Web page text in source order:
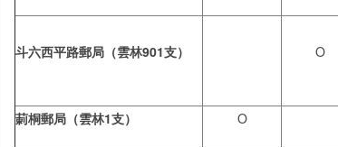
斗六西平路郵局（雲林901支） O
莿桐郵局（雲林1支） O